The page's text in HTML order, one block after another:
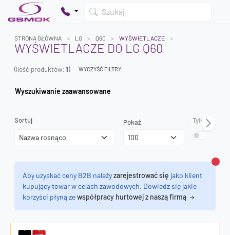
Szukaj
Twój koszyk jest pusty
0 zł
STRONA GŁÓWNA LG Q60 WYŚWIETLACZE
WYŚWIETLACZE DO LG Q60
(ilość produktów: 1) WYCZYŚĆ FILTRY
Wyszukiwanie zaawansowane
Sortuj Pokaż Tylko
Aby uzyskać ceny B2B należyzarejestrować się jako klient
kupujący towar w celach zawodowych. Dowiedz się jakie
korzyści płyną zewspółpracy hurtowej z naszą firmą